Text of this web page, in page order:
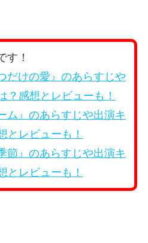
す！
だけの愛』のあらすじや
？感想とレビューも！
ム』のあらすじや出演キ
とレビューも！
節』のあらすじや出演キ
とレビューも！